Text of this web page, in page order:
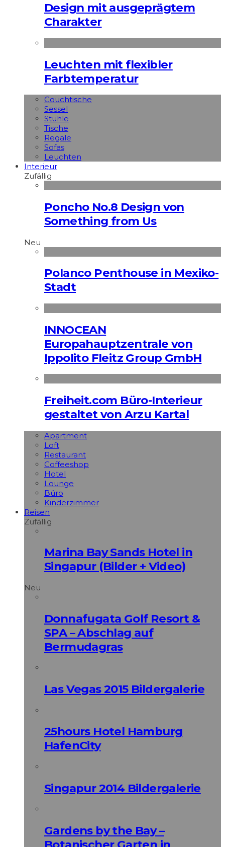
Design mit ausgeprägtem
Charakter
Leuchten mit flexibler
Farbtemperatur
Couchtische
Sessel
Stühle
Tische
Regale
Sofas
Leuchten
Interieur
Zufällig
Poncho No.8 Design von
Something from Us
Neu
Polanco Penthouse in Mexiko-
Stadt
INNOCEAN
Europahauptzentrale von
Ippolito Fleitz Group GmbH
Freiheit.com Büro-Interieur
gestaltet von Arzu Kartal
Apart­ment
Loft
Restaurant
Coffeeshop
Hotel
Lounge
Büro
Kinderzimmer
Reisen
Zufällig
Marina Bay Sands Hotel in
Singapur (Bilder + Video)
Neu
Donnafugata Golf Resort &
SPA – Abschlag auf
Bermudagras
Las Vegas 2015 Bildergalerie
25hours Hotel Hamburg
HafenCity
Singapur 2014 Bildergalerie
Gardens by the Bay –